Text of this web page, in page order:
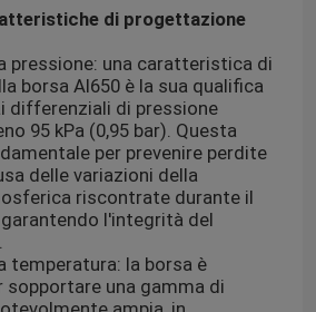
di progettazione
pressione: una caratteristica di
borsa AI650 è la sua qualifica
differenziali di pressione
95 kPa (0,95 bar). Questa
per prevenire perdite
delle variazioni della
riscontrate durante il
l'integrità del
temperatura: la borsa è
una gamma di